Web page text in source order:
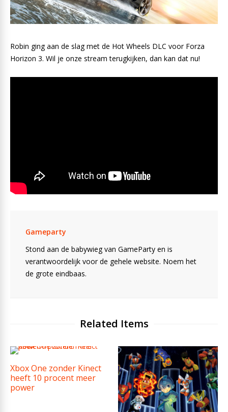
Robin ging aan de slag met de Hot Wheels DLC voor Forza
Horizon 3. Wil je onze stream terugkijken, dan kan dat nu!
Gameparty
Stond aan de babywieg van GameParty en is
verantwoordelijk voor de gehele website. Noem het
de grote eindbaas.
Related Items
Xbox One zonder Kinect
heeft 10 procent meer
power